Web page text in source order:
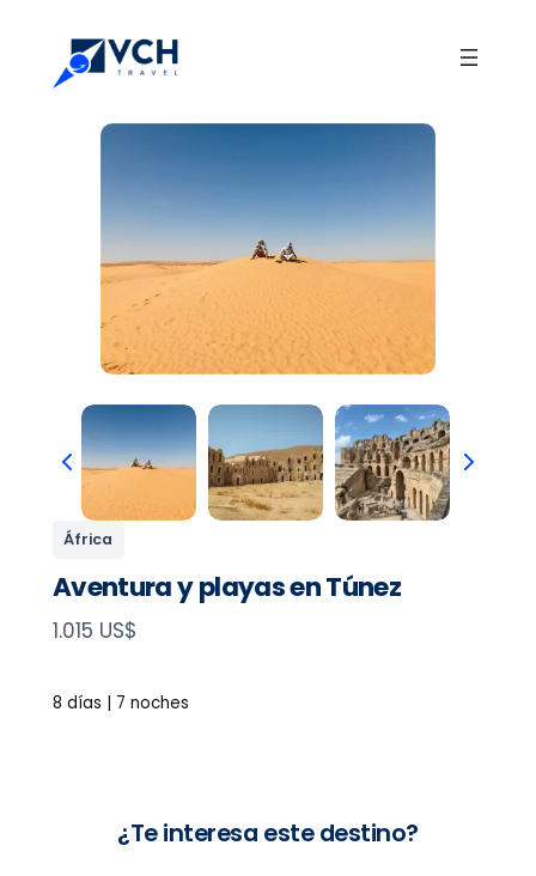
África
Aventura y playas en Túnez
N
w
1.015 US$
8 días | 7 noches
¿Te interesa este destino?